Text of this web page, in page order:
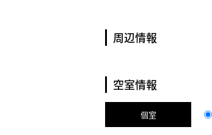
周辺情報
空室情報
個室